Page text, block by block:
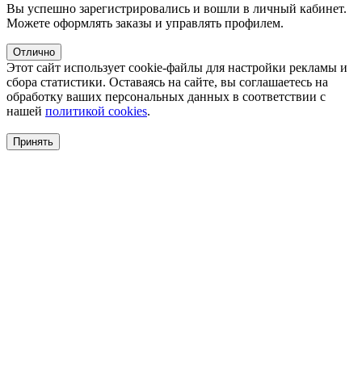
Вы успешно зарегистрировались и вошли в личный кабинет.
Можете оформлять заказы и управлять профилем.
Отлично
Этот сайт использует cookie-файлы для настройки рекламы и
сбора статистики. Оставаясь на сайте, вы соглашаетесь на
обработку ваших персональных данных в соответствии с
нашей политикой cookies.
Принять